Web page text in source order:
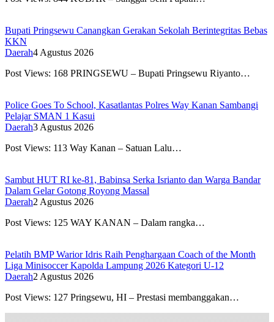
Bupati Pringsewu Canangkan Gerakan Sekolah Berintegritas Bebas
KKN
Daerah4 Agustus 2026
Post Views: 168 PRINGSEWU – Bupati Pringsewu Riyanto…
Police Goes To School, Kasatlantas Polres Way Kanan Sambangi
Pelajar SMAN 1 Kasui
Daerah3 Agustus 2026
Post Views: 113 Way Kanan – Satuan Lalu…
Sambut HUT RI ke-81, Babinsa Serka Isrianto dan Warga Bandar
Dalam Gelar Gotong Royong Massal
Daerah2 Agustus 2026
Post Views: 125 WAY KANAN – Dalam rangka…
Pelatih BMP Warior Idris Raih Penghargaan Coach of the Month
Liga Minisoccer Kapolda Lampung 2026 Kategori U-12
Daerah2 Agustus 2026
Post Views: 127 Pringsewu, HI – Prestasi membanggakan…